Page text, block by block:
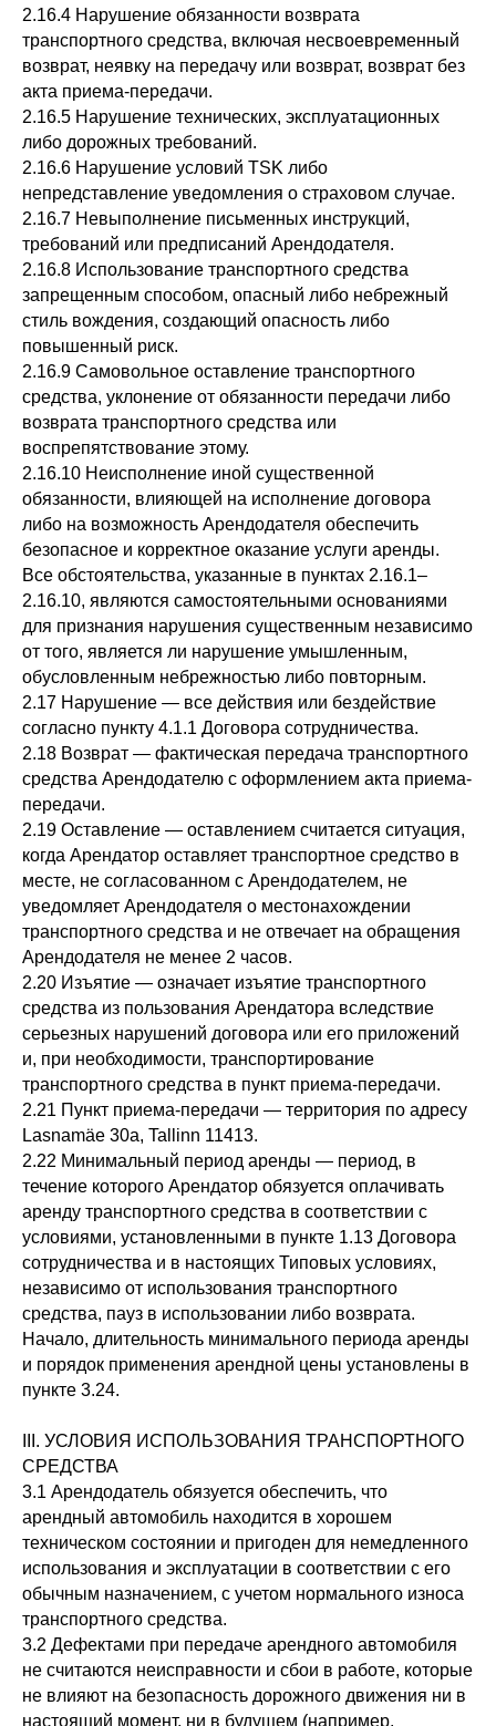
2.16.4 Нарушение обязанности возврата
транспортного средства, включая несвоевременный
возврат, неявку на передачу или возврат, возврат без
акта приема-передачи.
2.16.5 Нарушение технических, эксплуатационных
либо дорожных требований.
2.16.6 Нарушение условий TSK либо
непредставление уведомления о страховом случае.
2.16.7 Невыполнение письменных инструкций,
требований или предписаний Арендодателя.
2.16.8 Использование транспортного средства
запрещенным способом, опасный либо небрежный
стиль вождения, создающий опасность либо
повышенный риск.
2.16.9 Самовольное оставление транспортного
средства, уклонение от обязанности передачи либо
возврата транспортного средства или
воспрепятствование этому.
2.16.10 Неисполнение иной существенной
обязанности, влияющей на исполнение договора
либо на возможность Арендодателя обеспечить
безопасное и корректное оказание услуги аренды.
Все обстоятельства, указанные в пунктах 2.16.1–
2.16.10, являются самостоятельными основаниями
для признания нарушения существенным независимо
от того, является ли нарушение умышленным,
обусловленным небрежностью либо повторным.
2.17 Нарушение — все действия или бездействие
согласно пункту 4.1.1 Договора сотрудничества.
2.18 Возврат — фактическая передача транспортного
средства Арендодателю с оформлением акта приема-
передачи.
2.19 Оставление — оставлением считается ситуация,
когда Арендатор оставляет транспортное средство в
месте, не согласованном с Арендодателем, не
уведомляет Арендодателя о местонахождении
транспортного средства и не отвечает на обращения
Арендодателя не менее 2 часов.
2.20 Изъятие — означает изъятие транспортного
средства из пользования Арендатора вследствие
серьезных нарушений договора или его приложений
и, при необходимости, транспортирование
транспортного средства в пункт приема-передачи.
2.21 Пункт приема-передачи — территория по адресу
Lasnamäe 30a, Tallinn 11413.
2.22 Минимальный период аренды — период, в
течение которого Арендатор обязуется оплачивать
аренду транспортного средства в соответствии с
условиями, установленными в пункте 1.13 Договора
сотрудничества и в настоящих Типовых условиях,
независимо от использования транспортного
средства, пауз в использовании либо возврата.
Начало, длительность минимального периода аренды
и порядок применения арендной цены установлены в
пункте 3.24.
III. УСЛОВИЯ ИСПОЛЬЗОВАНИЯ ТРАНСПОРТНОГО
СРЕДСТВА
3.1 Арендодатель обязуется обеспечить, что
арендный автомобиль находится в хорошем
техническом состоянии и пригоден для немедленного
использования и эксплуатации в соответствии с его
обычным назначением, с учетом нормального износа
транспортного средства.
3.2 Дефектами при передаче арендного автомобиля
не считаются неисправности и сбои в работе, которые
не влияют на безопасность дорожного движения ни в
настоящий момент, ни в будущем (например,